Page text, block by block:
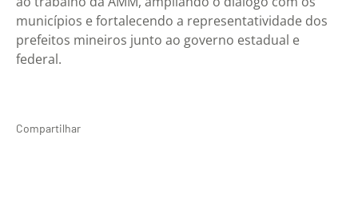
municípios e fortalecendo a representatividade dos
prefeitos mineiros junto ao governo estadual e
federal.
Compartilhar